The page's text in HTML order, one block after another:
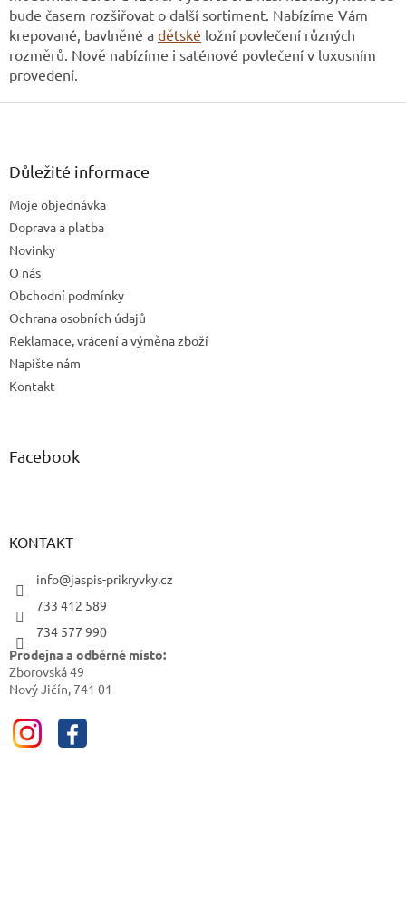
bude časem rozšiřovat o další sortiment. Nabízíme Vám
krepované, bavlněné a dětské ložní povlečení různých
rozměrů. Nově nabízíme i saténové povlečení v luxusním
provedení.
Důležité informace
Moje objednávka
Doprava a platba
Novinky
O nás
Obchodní podmínky
Ochrana osobních údajů
Reklamace, vrácení a výměna zboží
Napište nám
Kontakt
Facebook
KONTAKT
info@jaspis-prikryvky.cz
733 412 589
734 577 990
Prodejna a odběrné místo:
Zborovská 49
Nový Jičín, 741 01